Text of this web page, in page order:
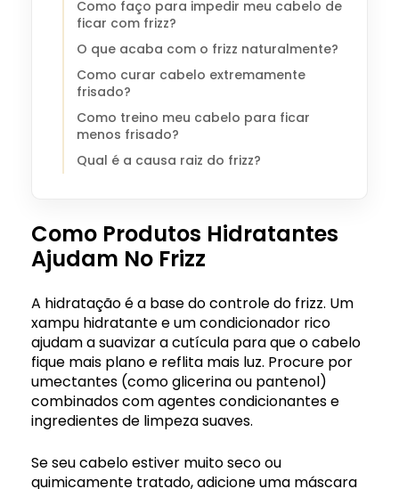
Como faço para impedir meu cabelo de
ficar com frizz?
O que acaba com o frizz naturalmente?
Como curar cabelo extremamente
frisado?
Como treino meu cabelo para ficar
menos frisado?
Qual é a causa raiz do frizz?
Como Produtos Hidratantes
Ajudam No Frizz
A hidratação é a base do controle do frizz. Um
xampu hidratante e um condicionador rico
ajudam a suavizar a cutícula para que o cabelo
fique mais plano e reflita mais luz. Procure por
umectantes (como glicerina ou pantenol)
combinados com agentes condicionantes e
ingredientes de limpeza suaves.
Se seu cabelo estiver muito seco ou
quimicamente tratado, adicione uma máscara